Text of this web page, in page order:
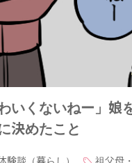
いくないねー」
決めたこと